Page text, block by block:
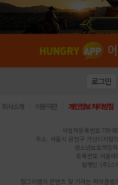
로그인
회사소개 이용약관 개인정보 처리방침
사업자등록번호:119-
주소: 서울시 금천구 가산디지
청소년보호책임
등록번호:서울
발행인:(주)스
헝그리앱의 콘텐츠 및 기사는 저작권